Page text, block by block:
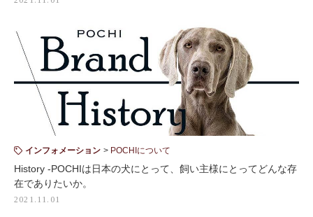
インフォメーション POCHIについて
History -POCHIは日本の犬にとって、飼い主様にとってどんな存
在でありたいか。
2021.11.01